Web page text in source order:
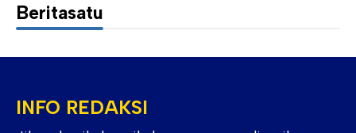
Beritasatu
INFO REDAKSI